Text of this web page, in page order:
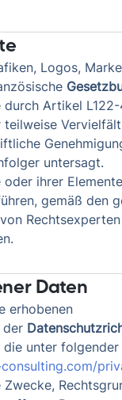
Logos,
durch Artikel
untersagt.
ihrer
gemäß den
Rechtsexperten
Daten
erhobenen
der
die unter folgender